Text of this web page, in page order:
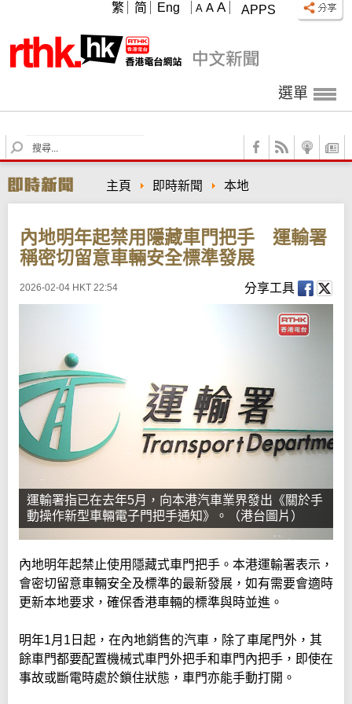
APPS
A A A
繁 简 Eng
選單
S
e
r
c
主頁 即時新聞 本地
內地明年起禁用隱藏車門把手 運輸署
稱密切留意車輛安全標準發展
2026-02-04 HKT 22:54 分享工具
運輸署指已在去年5月，向本港汽車業界發出《關於手
動操作新型車輛電子門把手通知》。（港台圖片）
內地明年起禁止使用隱藏式車門把手。本港運輸署表示，
會密切留意車輛安全及標準的最新發展，如有需要會適時
更新本地要求，確保香港車輛的標準與時並進。
明年1月1日起，在內地銷售的汽車，除了車尾門外，其
餘車門都要配置機械式車門外把手和車門內把手，即使在
事故或斷電時處於鎖住狀態，車門亦能手動打開。